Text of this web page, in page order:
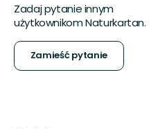
Zadaj pytanie innym
użytkownikom Naturkartan.
Zamieść pytanie